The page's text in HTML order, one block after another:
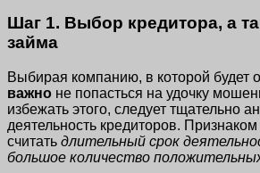
Шаг 1. Выбор кредитора, а
займа
Выбирая компанию, в которой будет
важно не попасться на удочку
избежать этого, следует тщательно
деятельность кредиторов.
считать длительный срок
большое количество